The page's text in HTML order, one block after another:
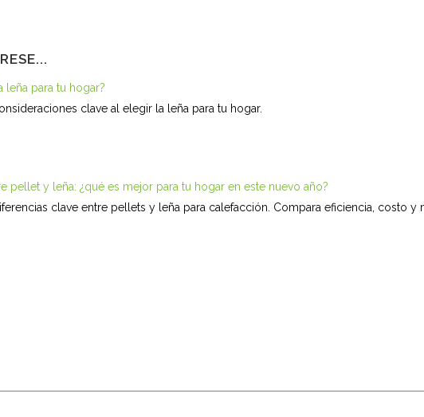
leña para tu hogar?
clave al elegir la leña para tu hogar.
pellet y leña: ¿qué es mejor para tu hogar en este nuevo año?
clave entre pellets y leña para calefacción. Compara eficiencia, costo y